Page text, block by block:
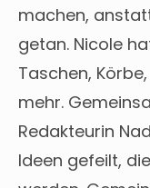
machen,
getan. Nicole
Taschen,
mehr.
Redakteurin
Ideen gefeilt,